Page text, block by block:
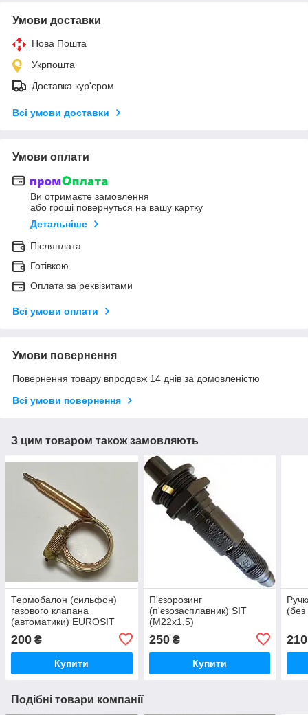
Умови доставки
Нова Пошта
Укрпошта
Доставка кур'єром
Всі умови доставки
Умови оплати
Ви отримаєте замовлення
або гроші повернуться на вашу картку
Детальніше
Післяплата
Готівкою
Оплата за реквізитами
Всі умови оплати
Умови повернення
Повернення товару впродовж 14 днів за домовленістю
Всі умови повернення
З цим товаром також замовляють
Термобалон (сильфон)
газового клапана
(автоматики) EUROSIT
200 ₴
Купити
П'єзорозинг
(п'єзозасплавник) SIT
(М22х1,5)
250₴
Купити
(без
210
Подібні товари компанії